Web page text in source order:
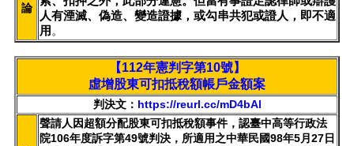
論
人有湮滅、偽造、變造證據，或勾串共犯或證人，即不適
用 。
【112年憲判字第10號】
虛增股東可扣抵稅額帳戶金額案
判決文： https://reurl.cc/mD4bAl
聲請人因超額分配股東可扣抵稅額事件，認臺中高等行政法
院106年度訴字第49號判決，所適用之中華民國98年5月27日